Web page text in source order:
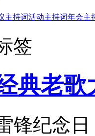
主持词活动主持词年会主
签
典老歌
锋纪念